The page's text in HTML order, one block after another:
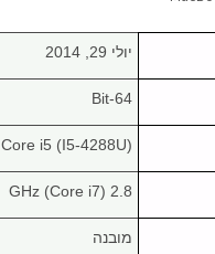
יולי 29, 2014
64-Bit
Core i5 (I5-4288U)
2.8 GHz (Core i7)
מובנה